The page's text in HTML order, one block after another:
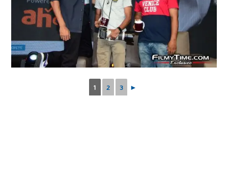
1 2 3 ►